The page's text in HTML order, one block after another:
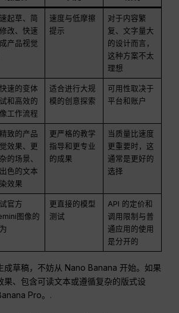
起草、简
改、快速
产品视觉
速度与低摩擦
提示
对于内容繁
复、文字量大
的设计而言，
这种方案不太
理想
速的变体
和高效的
工作流程
适合进行大规
模的创意探索
可用性取决于
平台和账户
致的产品
效果、更
的场景、
色的文本
效果
更严格的教学
指导和更专业
的成果
当质量比速度
更重要时，这
通常是更好的
选择
官方
图像的
更直接的模型
测试
API 的定价和
调用限制与普
通应用的使用
是分开的
成草稿，不妨从 Nano Banana 开始。如果
果、包含可读文本或遵循复杂的版式设
Pro。.